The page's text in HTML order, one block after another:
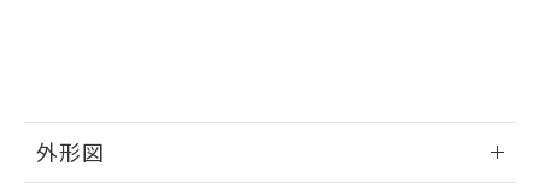
外形図
および当社の共同利用者が、当社の製
とができます。